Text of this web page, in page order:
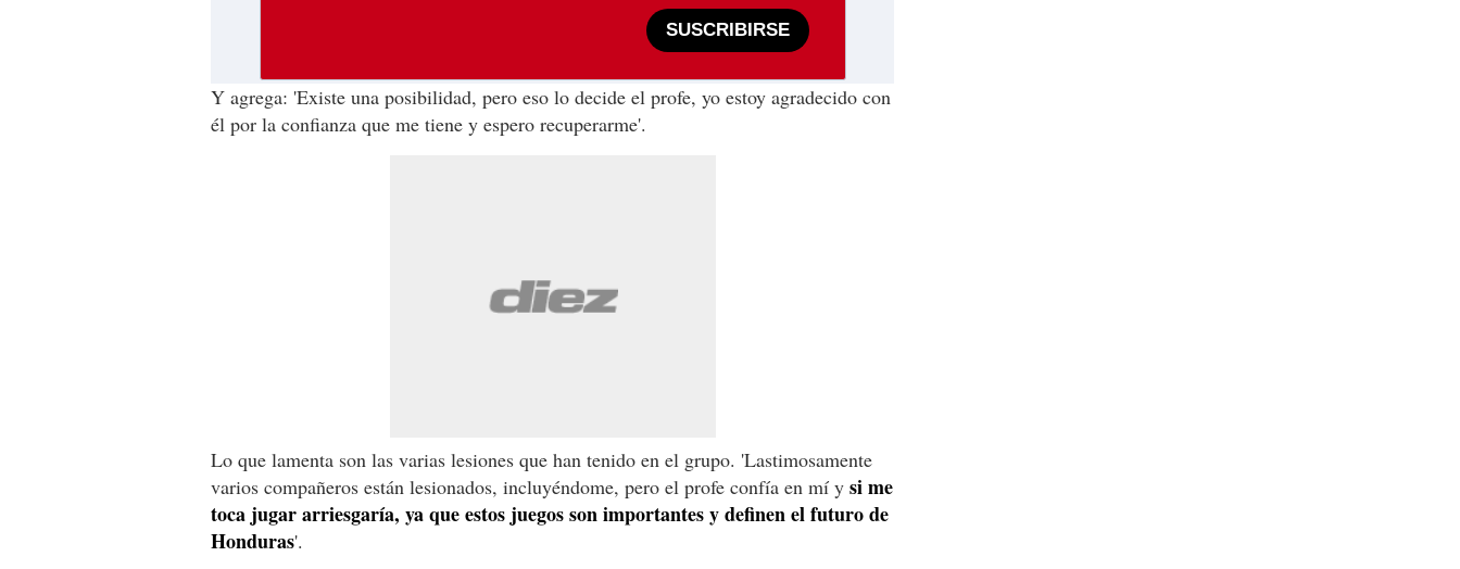
SUSCRIBIRSE
Y agrega: 'Existe una posibilidad, pero eso lo decide el profe, yo estoy agradecido con
él por la confianza que me tiene y espero recuperarme'.
Lo que lamenta son las varias lesiones que han tenido en el grupo. 'Lastimosamente
varios compañeros están lesionados, incluyéndome, pero el profe confía en mí y si me
toca jugar arriesgaría, ya que estos juegos son importantes y definen el futuro de
Honduras'.